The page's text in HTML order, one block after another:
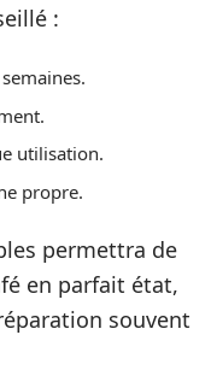
:
utilisation.
propre.
permettra de
en parfait état,
souvent